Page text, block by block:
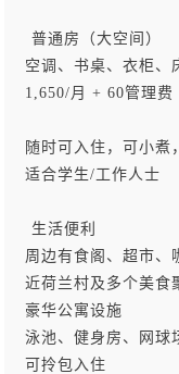
️ 普通房（大空间）
空调、书桌、衣柜、
1,650/月 + 60管理费
随时可入住，可小煮
适合学生/工作人士
️ 生活便利
周边有食阁、超市、
近荷兰村及多个美食
豪华公寓设施
泳池、健身房、网球
可拎包入住